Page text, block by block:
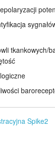
tkankowych/
Spike2